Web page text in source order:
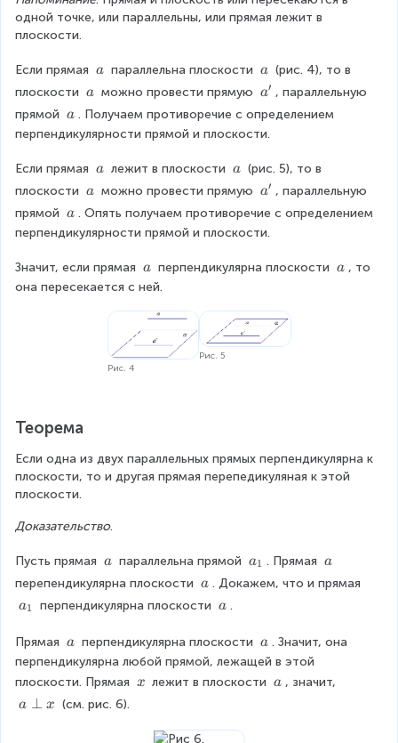
r
p
a
p
a
одной точке, или параллельны, или прямая лежит в
плоскости.
Если прямая \
\
a параллельна плоскости \
\
a (рис. 4), то в
плоскости \
\
a можно провести прямую a
'
a′ , параллельную
прямой \
\
a . Получаем противоречие с определением
перпендикулярности прямой и плоскости.
Если прямая \
\
a лежит в плоскости \
\
a
a (рис. 5), то в
плоскости \
\
a можно провести прямую a
'
a′ , параллельную
прямой \
\
a . Опять получаем противоречие с определением
перпендикулярности прямой и плоскости.
Значит, если прямая \
\
a перпендикулярна плоскости \
a , то
она пересекается с ней.
Рис. 4
Рис. 5
Теорема
Если одна из двух параллельных прямых перпендикулярна к
плоскости, то и другая прямая перепедикуляная к этой
плоскости.
Доказательство.
Пусть прямая \
\
a
a параллельна прямой a
_
a1 . Прямая \
\
a
a
перепендикулярна плоскости \
\
a . Докажем, что и прямая
a
1
a1 перпендикулярна плоскости \
a
a .
Прямая \
\
a
a перпендикулярна плоскости \
\
a
a . Значит, она
перпендикулярна любой прямой, лежащей в этой
плоскости. Прямая \
x лежит в плоскости \
a , значит,
a
a ⊥ x (см. рис. 6).